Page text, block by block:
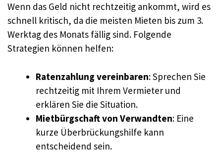
Wenn das Geld nicht rechtzeitig ankommt, wird es
schnell kritisch, da die meisten Mieten bis zum 3.
Werktag des Monats fällig sind. Folgende
Strategien können helfen:
Ratenzahlung vereinbaren: Sprechen Sie
rechtzeitig mit Ihrem Vermieter und
erklären Sie die Situation.
Mietbürgschaft von Verwandten: Eine
kurze Überbrückungshilfe kann
entscheidend sein.